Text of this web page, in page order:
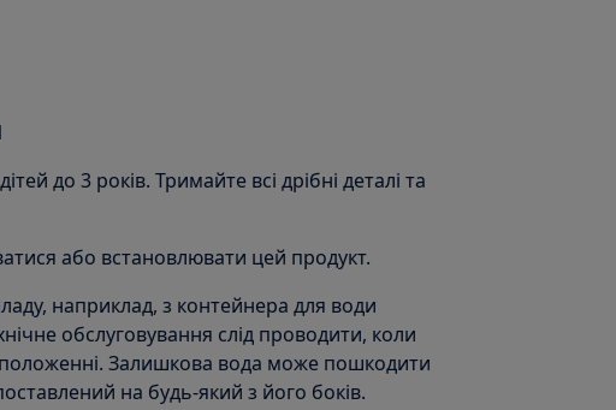
до 3 років. Тримайте всі дрібні деталі та
або встановлювати цей продукт.
наприклад, з контейнера для води
обслуговування слід проводити, коли
Залишкова вода може пошкодити
на будь-який з його боків.